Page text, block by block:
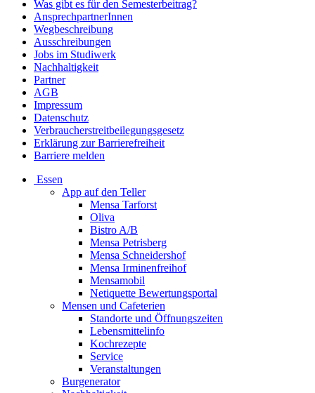
Was gibt es für den Semesterbeitrag?
AnsprechpartnerInnen
Wegbeschreibung
Ausschreibungen
Jobs im Studiwerk
Nachhaltigkeit
Partner
AGB
Impressum
Datenschutz
Verbraucherstreitbeilegungsgesetz
Erklärung zur Barrierefreiheit
Barriere melden
Essen
App auf den Teller
Mensa Tarforst
Oliva
Bistro A/B
Mensa Petrisberg
Mensa Schneidershof
Mensa Irminenfreihof
Mensamobil
Netiquette Bewertungsportal
Mensen und Cafeterien
Standorte und Öffnungszeiten
Lebensmittelinfo
Kochrezepte
Service
Veranstaltungen
Burgenerator